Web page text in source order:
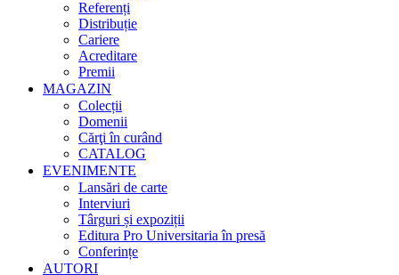
Referenți
Distribuție
Cariere
Acreditare
Premii
MAGAZIN
Colecții
Domenii
Cărţi în curând
CATALOG
EVENIMENTE
Lansări de carte
Interviuri
Târguri și expoziții
Editura Pro Universitaria în presă
Conferințe
AUTORI